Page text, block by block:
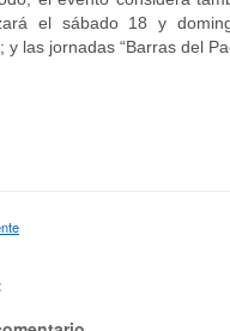
el sábado 18 y
y las jornadas “Barras del